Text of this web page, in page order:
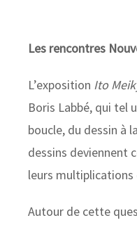
Les rencontres
L’exposition Ito
Boris Labbé, qui tel
boucle, du dessin à
dessins deviennent
leurs
Autour de cette